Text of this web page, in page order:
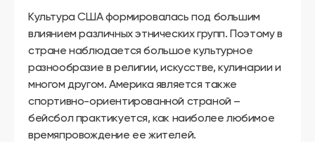
Культура США формировалась под большим
влиянием различных этнических групп. Поэтому в
стране наблюдается большое культурное
разнообразие в религии, искусстве, кулинарии и
многом другом. Америка является также
спортивно-ориентированной страной –
бейсбол практикуется, как наиболее любимое
времяпровождение ее жителей.